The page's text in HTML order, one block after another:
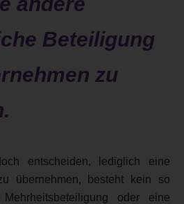
Beteiligung
zu
entscheiden, lediglich eine
übernehmen, besteht kein so
oder eine